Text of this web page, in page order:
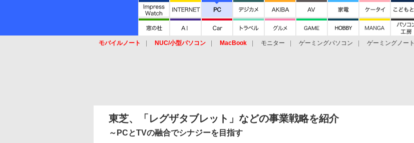
モバイルノート NUC/小型パソコン MacBook モニター ゲーミングパソコン ゲーミングノート
東芝、「レグザタブレット」などの事業戦略を紹介
～PCとTVの融合でシナジーを目指す